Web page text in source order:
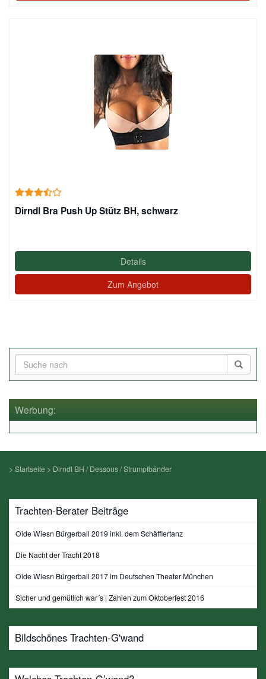
Dirndl Bra Push Up Stütz BH, schwarz
Details
Zum Angebot
Werbung:
> Startseite > Dirndl BH / Dessous / Strumpfbänder
Trachten-Berater Beiträge
Oide Wiesn Bürgerball 2019 inkl. dem Schäfflertanz
Die Nacht der Tracht 2018
Oide Wiesn Bürgerball 2017 im Deutschen Theater München
Sicher und gemütlich war´s | Zahlen zum Oktoberfest 2016
Bildschönes Trachten-G'wand